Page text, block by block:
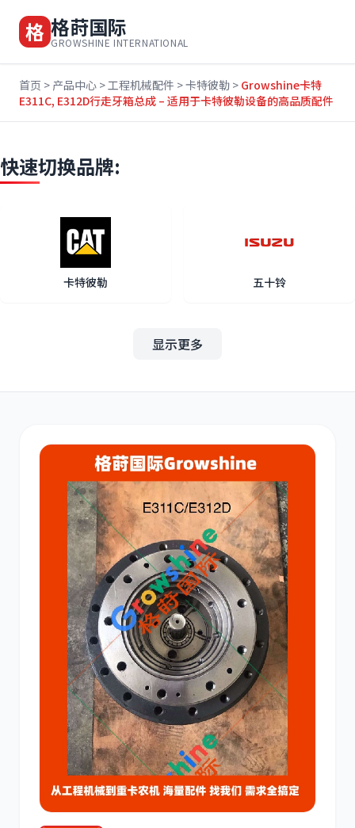
格 格莳国际
GROWSHINE INTERNATIONAL
首页 > 产品中心 >工程机械配件 >卡特彼勒 > Growshine卡特
E311C, E312D行走牙箱总成 – 适用于卡特彼勒设备的高品质配件
快速切换品牌:
卡特彼勒 五十铃
其他 小松
沃尔沃 康明斯
日立 久保田
三菱 博世
显示更多